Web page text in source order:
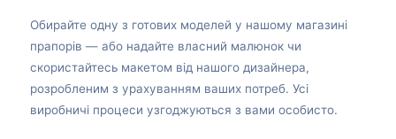
Обирайте одну з готових моделей у нашому магазині
прапорів — або надайте власний малюнок чи
скористайтесь макетом від нашого дизайнера,
розробленим з урахуванням ваших потреб. Усі
виробничі процеси узгоджуються з вами особисто.